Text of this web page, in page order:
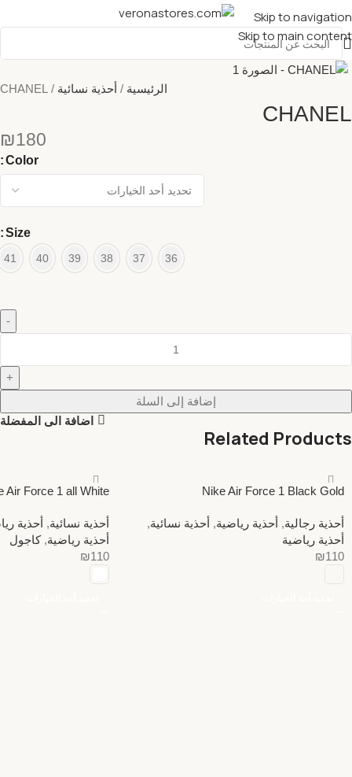
Skip to navigation
Skip to main content
الرئيسية أحذية نسائية CHANEL
CHANEL
₪180
Color
Size
36
37
38
39
40
41
إضافة إلى السلة
اضافة الى المفضلة
Related Products
Nike Air Force 1 Black Gold
أحذية رجالية, أحذية رياضية, أحذية نسائية,
أحذية رياضية
₪110
Air Force 1 all White
أحذية نسائية, أحذية
أحذية رياضية,كاجول
₪110